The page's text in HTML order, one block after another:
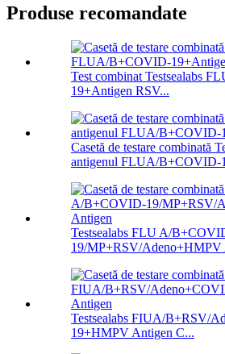
Produse recomandate
Test combinat Testsealabs
19+Antigen RSV...
Casetă de testare combinată
antigenul FLUA/B+COVID-
Testsealabs FLU A/
19/MP+RSV/Adeno+HMPV
Testsealabs FIUA/B+RSV/
19+HMPV Antigen C...